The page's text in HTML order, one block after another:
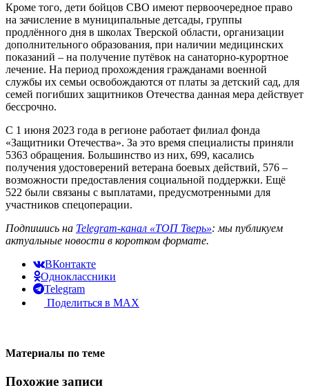
Кроме того, дети бойцов СВО имеют первоочередное право
на зачисление в муниципальные детсады, группы
продлённого дня в школах Тверской области, организации
дополнительного образования, при наличии медицинских
показаний – на получение путёвок на санаторно-курортное
лечение. На период прохождения гражданами военной
службы их семьи освобождаются от платы за детский сад, для
семей погибших защитников Отечества данная мера действует
бессрочно.
С 1 июня 2023 года в регионе работает филиал фонда
«Защитники Отечества». За это время специалисты приняли
5363 обращения. Большинство из них, 699, касались
получения удостоверений ветерана боевых действий, 576 –
возможности предоставления социальной поддержки. Ещё
522 были связаны с выплатами, предусмотренными для
участников спецоперации.
Подпишись на Telegram-канал «ТОП Тверь»: мы публикуем
актуальные новости в коротком формате.
ВКонтакте
Одноклассники
Telegram
Поделиться в MAX
Материалы по теме
Похожие записи